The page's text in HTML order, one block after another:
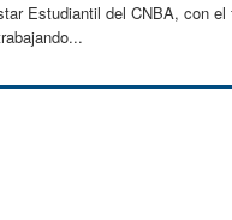
Estudiantil del CNBA, con